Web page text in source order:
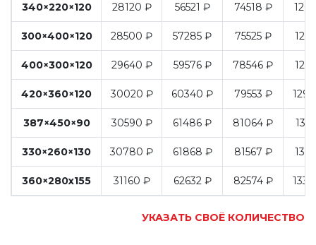
340×220×120 28120 ₽ 56521 ₽ 74518 ₽
300×400×120 28500 ₽ 57285 ₽ 75525 ₽
400×300×120 29640 ₽ 59576 ₽ 78546 ₽
420×360×120 30020 ₽ 60340 ₽ 79553 ₽
387×450×90 30590 ₽ 61486 ₽ 81064 ₽
330×260×130 30780 ₽ 61868 ₽ 81567 ₽
360×280x155 31160 ₽ 62632 ₽ 82574 ₽
УКАЗАТЬ СВОЁ КОЛИЧЕСТВО